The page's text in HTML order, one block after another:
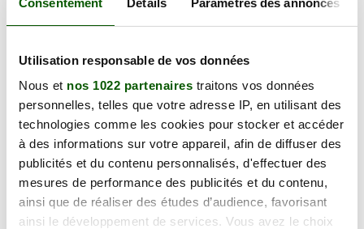
Utilisation responsable de vos données
Nous et nos 1022 partenaires traitons vos données
personnelles, telles que votre adresse IP, en utilisant des
technologies comme les cookies pour stocker et accéder
à des informations sur votre appareil, afin de diffuser des
publicités et du contenu personnalisés, d'effectuer des
mesures de performance des publicités et du contenu,
ainsi que de réaliser des études d’audience, favorisant
ainsi le développement de services. Vous avez le choix
23 Rue Antigna, 45000 Orléans
En forte demande
Annulation Gratuite jusqu'à 48h
128.00 €
23 Rue Antigna, 45000 Orléans
En forte demande
Annulation Gratuite jusqu'à 48h
lundi 19 octobre 2026